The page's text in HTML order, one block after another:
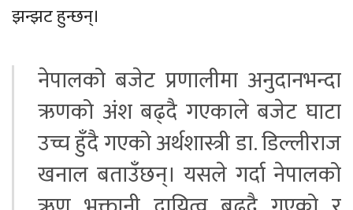
झन्झट हुन्छन्।
नेपालको बजेट प्रणालीमा अनुदानभन्दा
ऋणको अंश बढ्दै गएकाले बजेट घाटा
उच्च हुँदै गएको अर्थशास्त्री डा. डिल्लीराज
खनाल बताउँछन्। यसले गर्दा नेपालको